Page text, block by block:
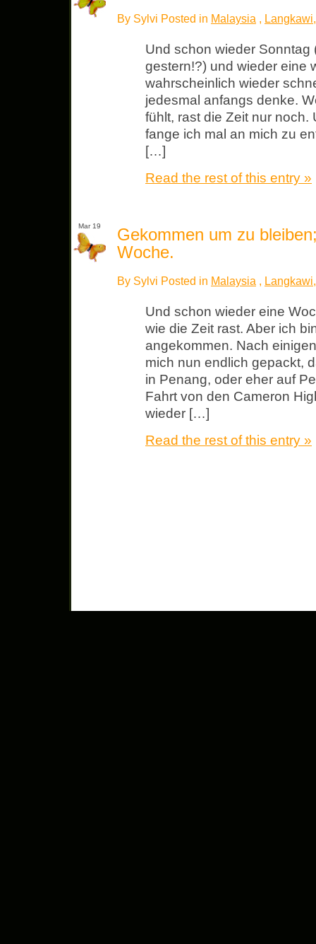
By Sylvi Posted in Malaysia , Langkawi
Und schon wieder Sonntag
gestern!?) und wieder eine
wahrscheinlich wieder
jedesmal anfangs denke.
fühlt, rast die Zeit nur
fange ich mal an mich zu
[…]
Read the rest of this entry »
Mar 19
Gekommen um zu
Woche.
By Sylvi Posted in Malaysia , Langkawi
Und schon wieder eine
wie die Zeit rast. Aber ich
angekommen. Nach
mich nun endlich gepackt,
in Penang, oder eher auf
Fahrt von den Cameron
wieder […]
Read the rest of this entry »